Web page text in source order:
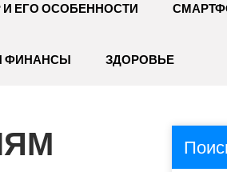
И ЕГО ОСОБЕННОСТИ
ФИНАНСЫ ЗДОРОВЬЕ